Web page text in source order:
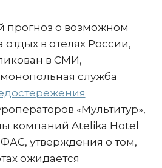
прогноз о возможном
в отелях России,
в СМИ,
служба
«Мультитур»,
компаний Atelika Hotel
утверждения о том,
ожидается